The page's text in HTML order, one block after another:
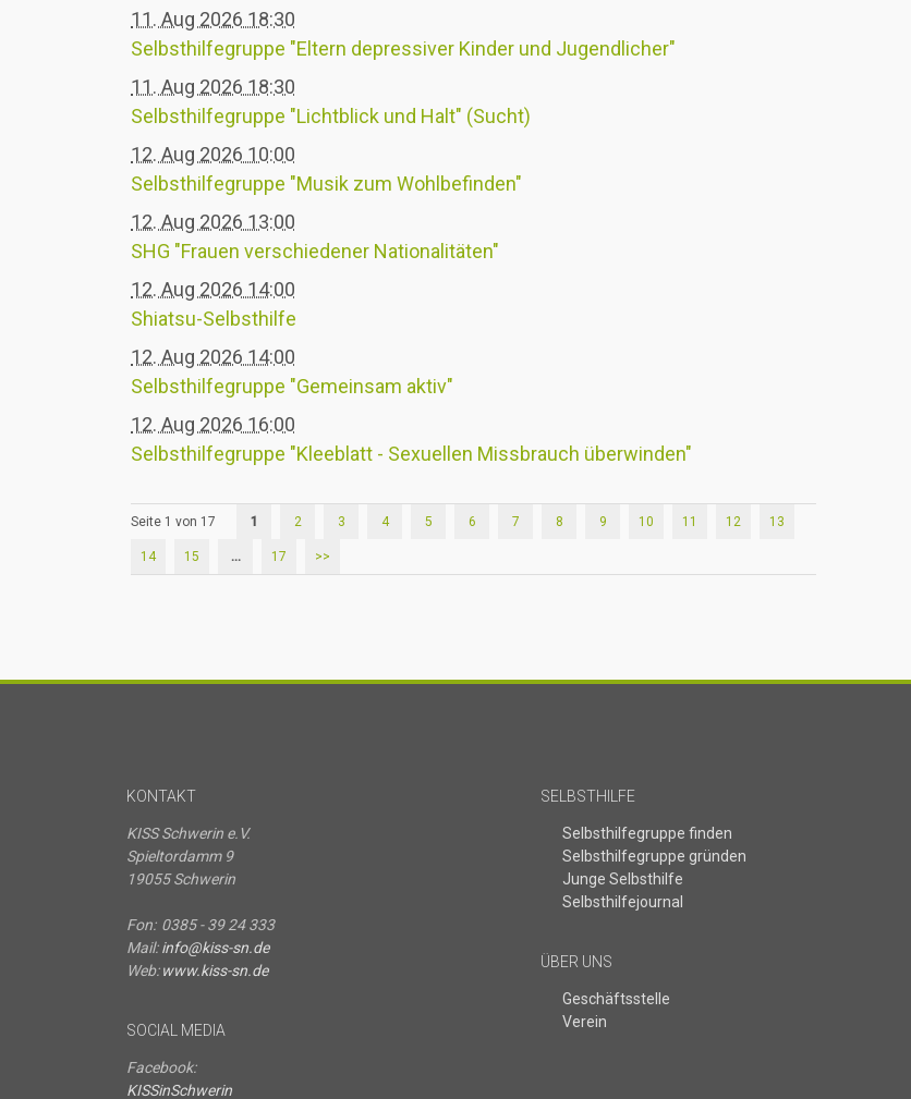
11. Aug 2026 18:30
Selbsthilfegruppe "Eltern depressiver Kinder und Jugendlicher"
11. Aug 2026 18:30
Selbsthilfegruppe "Lichtblick und Halt" (Sucht)
12. Aug 2026 10:00
Selbsthilfegruppe "Musik zum Wohlbefinden"
12. Aug 2026 13:00
SHG "Frauen verschiedener Nationalitäten"
12. Aug 2026 14:00
Shiatsu-Selbsthilfe
12. Aug 2026 14:00
Selbsthilfegruppe "Gemeinsam aktiv"
12. Aug 2026 16:00
Selbsthilfegruppe "Kleeblatt - Sexuellen Missbrauch überwinden"
Seite 1 von 17 1 2 3 4 5 6 7 8 9 10 11 12 13
14 15 ... 17 >>
KONTAKT
KISS Schwerin e.V.
Spieltordamm 9
19055 Schwerin
Fon: 0385 - 39 24 333
Mail: info@kiss-sn.de
Web: www.kiss-sn.de
SOCIAL MEDIA
Facebook:
KISSinSchwerin
SELBSTHILFE
Selbsthilfegruppe finden
Selbsthilfegruppe gründen
Junge Selbsthilfe
Selbsthilfejournal
ÜBER UNS
Geschäftsstelle
Verein